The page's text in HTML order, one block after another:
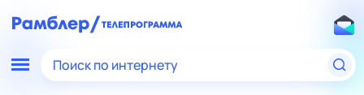
Поиск по интернету